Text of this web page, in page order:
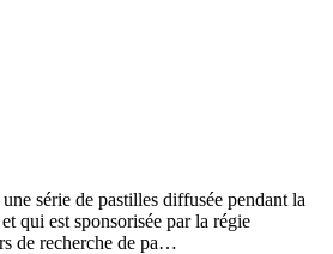
série de pastilles diffusée pendant la
qui est sponsorisée par la régie
de recherche de pa…